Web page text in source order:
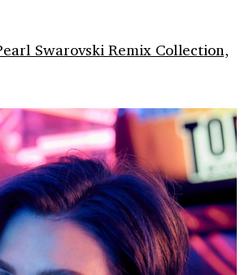
Swarovski Remix Collection,